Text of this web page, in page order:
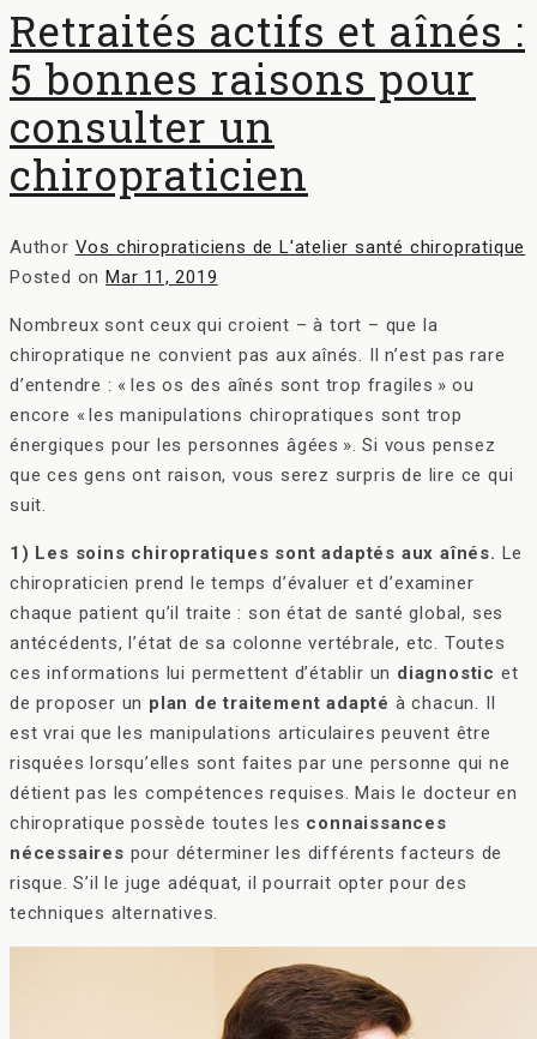
Retraités actifs et aînés :
5 bonnes raisons pour
consulter un
chiropraticien
Author Vos chiropraticiens de L'atelier santé chiropratique
Posted onMar 11, 2019
Nombreux sont ceux qui croient – à tort – que la
chiropratique ne convient pas aux aînés. Il n’est pas rare
d’entendre : « les os des aînés sont trop fragiles » ou
encore « les manipulations chiropratiques sont trop
énergiques pour les personnes âgées ». Si vous pensez
que ces gens ont raison, vous serez surpris de lire ce qui
suit.
1) Les soins chiropratiques sont adaptés aux aînés. Le
chiropraticien prend le temps d’évaluer et d’examiner
chaque patient qu’il traite : son état de santé global, ses
antécédents, l’état de sa colonne vertébrale, etc. Toutes
ces informations lui permettent d’établir un diagnostic et
de proposer un plan de traitement adapté à chacun. Il
est vrai que les manipulations articulaires peuvent être
risquées lorsqu’elles sont faites par une personne qui ne
détient pas les compétences requises. Mais le docteur en
chiropratique possède toutes les connaissances
nécessaires pour déterminer les différents facteurs de
risque. S’il le juge adéquat, il pourrait opter pour des
techniques alternatives.